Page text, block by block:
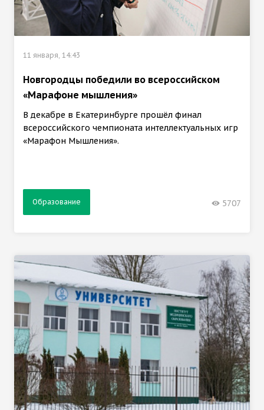
11 января, 14:43
Новгородцы победили во всероссийском
«Марафоне мышления»
В декабре в Екатеринбурге прошёл финал
всероссийского чемпионата интеллектуальных игр
«Марафон Мышления».
Образование 5707